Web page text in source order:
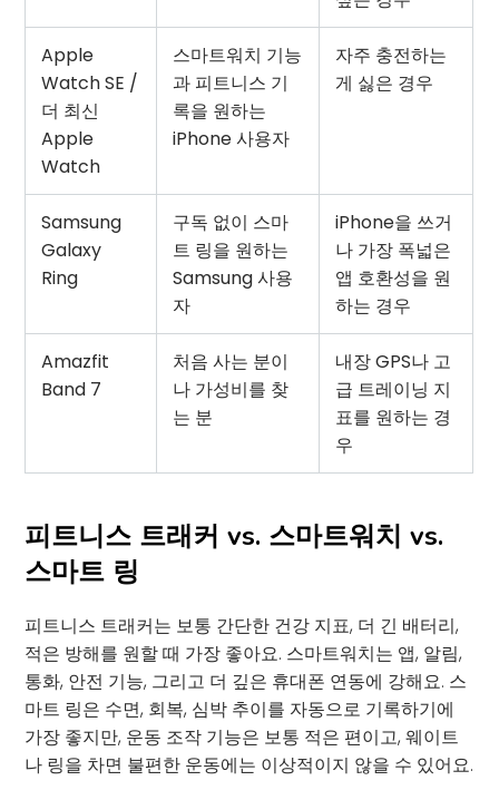
Apple
Watch SE /
더 최신
Apple
Watch
스마트워치 기능
과 피트니스 기
록을 원하는
iPhone 사용자
자주 충전하는
게 싫은 경우
Samsung
Galaxy
Ring
구독 없이 스마
트 링을 원하는
Samsung 사용
자
iPhone을 쓰거
나 가장 폭넓은
앱 호환성을 원
하는 경우
Amazfit
Band 7
처음 사는 분이
나 가성비를 찾
는 분
내장 GPS나 고
급 트레이닝 지
표를 원하는 경
우
피트니스 트래커 vs. 스마트워치 vs.
스마트 링
피트니스 트래커는 보통 간단한 건강 지표, 더 긴 배터리,
적은 방해를 원할 때 가장 좋아요. 스마트워치는 앱, 알림,
통화, 안전 기능, 그리고 더 깊은 휴대폰 연동에 강해요. 스
마트 링은 수면, 회복, 심박 추이를 자동으로 기록하기에
가장 좋지만, 운동 조작 기능은 보통 적은 편이고, 웨이트
나 링을 차면 불편한 운동에는 이상적이지 않을 수 있어요.